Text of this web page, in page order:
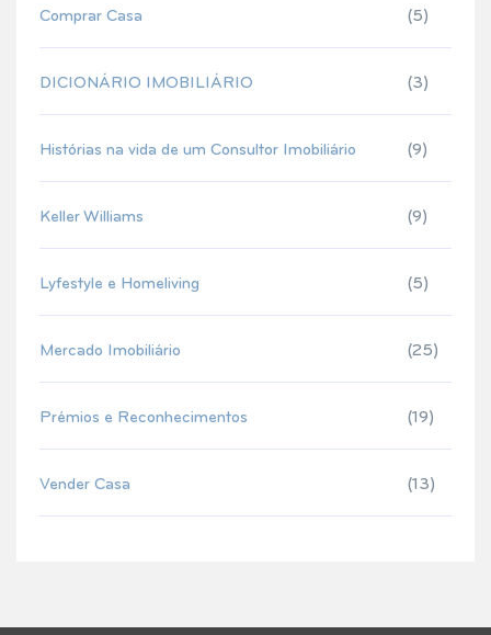
Comprar Casa (5)
DICIONÁRIO IMOBILIÁRIO (3)
Histórias na vida de um Consultor Imobiliário (9)
Keller Williams (9)
Lyfestyle e Homeliving (5)
Mercado Imobiliário (25)
Prémios e Reconhecimentos (19)
Vender Casa (13)